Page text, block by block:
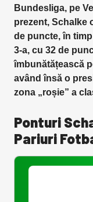
Bundesliga, pe
prezent, Schalke
de puncte, în
3-a, cu 32 de
îmbunătățească
având însă o
zona „roșie” a
Ponturi
Pariuri